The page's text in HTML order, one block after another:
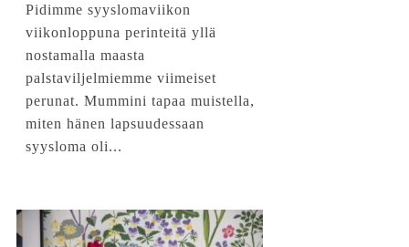
Pidimme syyslomaviikon
viikonloppuna perinteitä yllä
nostamalla maasta
palstaviljelmiemme viimeiset
perunat. Mummini tapaa muistella,
miten hänen lapsuudessaan
syysloma oli...